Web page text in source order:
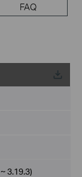
FAQ
3.19.3)